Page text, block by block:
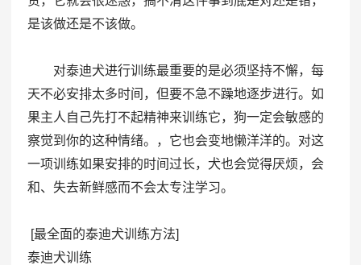
是该做还是不该做。
对泰迪犬进行训练最重要的是必须坚持不懈，每
天不必安排太多时间，但要不急不躁地逐步进行。如
果主人自己先打不起精神来训练它，狗一定会敏感的
察觉到你的这种情绪。，它也会变地懒洋洋的。对这
一项训练如果安排的时间过长，犬也会觉得厌烦，会
和、失去新鲜感而不会太专注学习。
[最全面的泰迪犬训练方法]
泰迪犬训练